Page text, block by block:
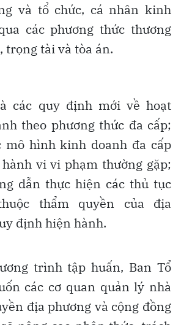
và tổ chức, cá nhân kinh
các phương thức thương
trọng tài và tòa án.
các quy định mới về hoạt
theo phương thức đa cấp;
mô hình kinh doanh đa cấp
vi vi phạm thường gặp;
dẫn thực hiện các thủ tục
thẩm quyền của địa
định hiện hành.
trình tập huấn, Ban Tổ
các cơ quan quản lý nhà
địa phương và cộng đồng